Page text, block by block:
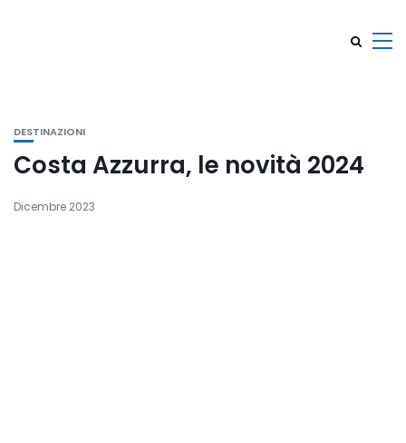
DESTINAZIONI
Costa Azzurra, le novità 2024
Dicembre 2023